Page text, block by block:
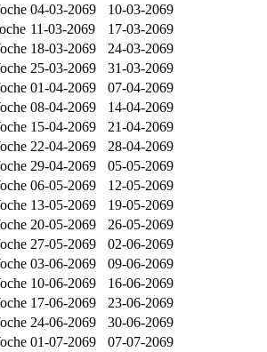
04-03-2069
10-03-2069
11-03-2069
17-03-2069
18-03-2069
24-03-2069
25-03-2069
31-03-2069
01-04-2069
07-04-2069
08-04-2069
14-04-2069
15-04-2069
21-04-2069
22-04-2069
28-04-2069
29-04-2069
05-05-2069
06-05-2069
12-05-2069
13-05-2069
19-05-2069
20-05-2069
26-05-2069
27-05-2069
02-06-2069
03-06-2069
09-06-2069
10-06-2069
16-06-2069
17-06-2069
23-06-2069
24-06-2069
30-06-2069
01-07-2069
07-07-2069